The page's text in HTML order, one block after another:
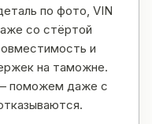
по фото, VIN
со стёртой
и
на таможне.
— поможем даже с